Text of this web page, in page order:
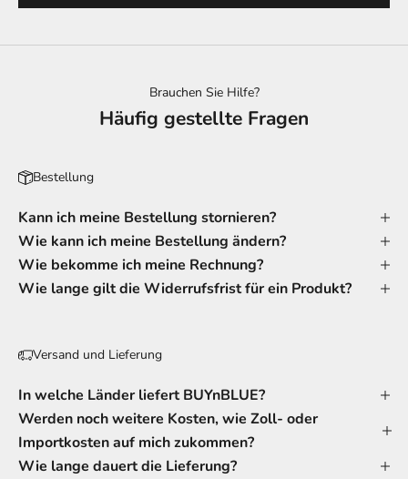
Brauchen Sie Hilfe?
Häufig gestellte Fragen
Bestellung
Kann ich meine Bestellung stornieren?
Wie kann ich meine Bestellung ändern?
Wie bekomme ich meine Rechnung?
Wie lange gilt die Widerrufsfrist für ein Produkt?
Versand und Lieferung
In welche Länder liefert BUYnBLUE?
Werden noch weitere Kosten, wie Zoll- oder
Importkosten auf mich zukommen?
Wie lange dauert die Lieferung?